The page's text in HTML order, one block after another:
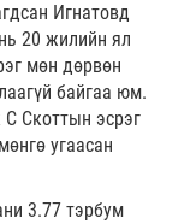
Игнатовд
20 жилийн ял
мөн дөрвөн
байгаа юм.
Скоттын эсрэг
угаасан
3.77 тэрбум